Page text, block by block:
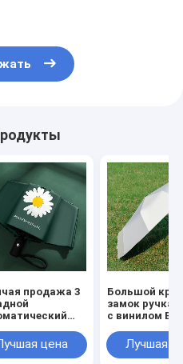
продажа 3
УФ
цена
Большой
замок ручка
с винилом
Лучшая